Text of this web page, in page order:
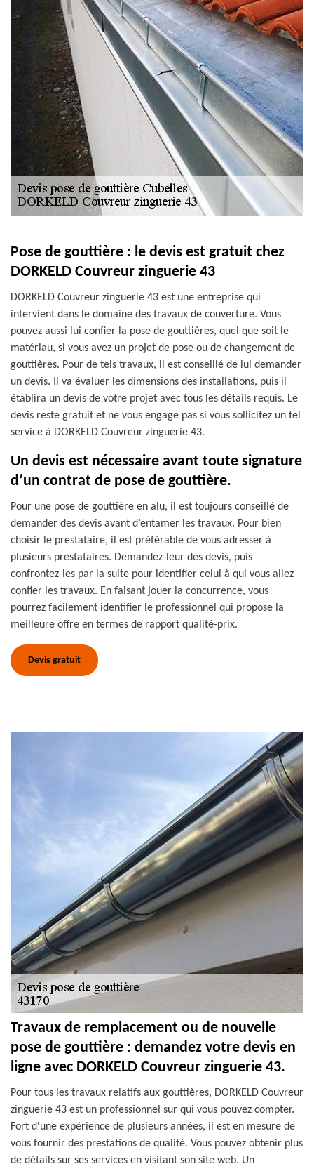
Pose de gouttière : le devis est gratuit chez
DORKELD Couvreur zinguerie 43
DORKELD Couvreur zinguerie 43 est une entreprise qui
intervient dans le domaine des travaux de couverture. Vous
pouvez aussi lui confier la pose de gouttières, quel que soit le
matériau, si vous avez un projet de pose ou de changement de
gouttières. Pour de tels travaux, il est conseillé de lui demander
un devis. Il va évaluer les dimensions des installations, puis il
établira un devis de votre projet avec tous les détails requis. Le
devis reste gratuit et ne vous engage pas si vous sollicitez un tel
service à DORKELD Couvreur zinguerie 43.
Un devis est nécessaire avant toute signature
d’un contrat de pose de gouttière.
Pour une pose de gouttière en alu, il est toujours conseillé de
demander des devis avant d’entamer les travaux. Pour bien
choisir le prestataire, il est préférable de vous adresser à
plusieurs prestataires. Demandez-leur des devis, puis
confrontez-les par la suite pour identifier celui à qui vous allez
confier les travaux. En faisant jouer la concurrence, vous
pourrez facilement identifier le professionnel qui propose la
meilleure offre en termes de rapport qualité-prix.
Devis gratuit
Travaux de remplacement ou de nouvelle
pose de gouttière : demandez votre devis en
ligne avec DORKELD Couvreur zinguerie 43.
Pour tous les travaux relatifs aux gouttières, DORKELD Couvreur
zinguerie 43 est un professionnel sur qui vous pouvez compter.
Fort d'une expérience de plusieurs années, il est en mesure de
vous fournir des prestations de qualité. Vous pouvez obtenir plus
de détails sur ses services en visitant son site web. Un